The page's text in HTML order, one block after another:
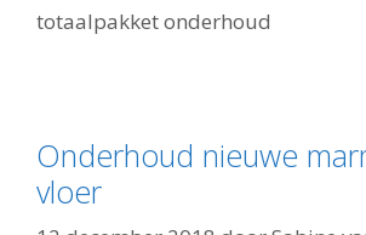
totaalpakket onderhoud
Onderhoud nieuwe
vloer